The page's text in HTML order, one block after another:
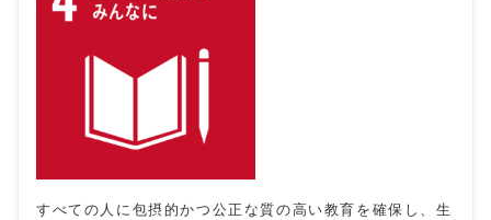
すべての人に包摂的かつ公正な質の高い教育を確保し、生